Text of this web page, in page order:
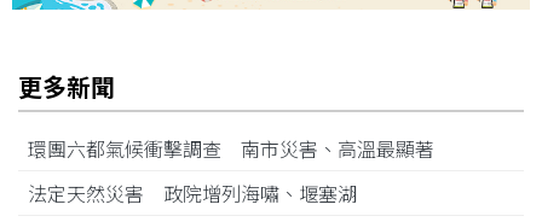
更多新聞
環團六都氣候衝擊調查 南市災害、高溫最顯著
法定天然災害 政院增列海嘯、堰塞湖